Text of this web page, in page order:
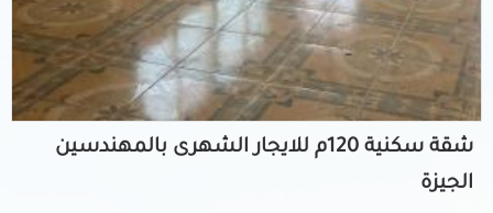
شقة سكنية 120م للايجار الشهرى بالمهندسين
الجيزة